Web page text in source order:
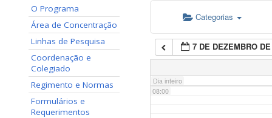
O Programa
Área de Concentração
Linhas de Pesquisa
Coordenação e
Colegiado
Regimento e Normas
Formulários e
Requerimentos
Categorias
7 DE DEZEMBRO
Dia inteiro
07:00
08:00